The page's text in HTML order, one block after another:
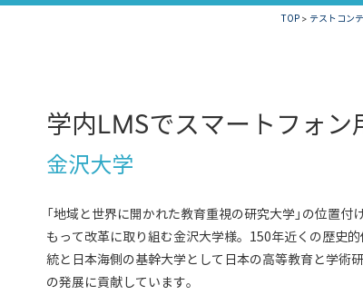
TOP > テストコン
学内LMSでスマートフォン
金沢大学
「地域と世界に開かれた教育重視の研究大学」の位置付
もって改革に取り組む金沢大学様。150年近くの歴史的
統と日本海側の基幹大学として日本の高等教育と学術
の発展に貢献しています。